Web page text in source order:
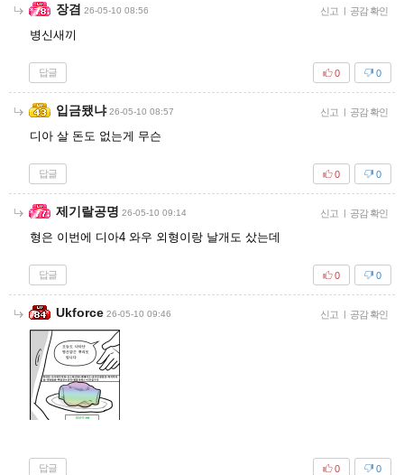
장겸 26-05-10 08:56 신고 | 공감 확인
병신새끼
답글 0
0
입금됐냐 26-05-10 08:57 신고 | 공감 확인
디아 살 돈도 없는게 무슨
답글 0
0
제기랄공명 26-05-10 09:14 신고 | 공감 확인
형은 이번에 디아4 와우 외형이랑 날개도 샀는데
답글 0
0
Ukforce 26-05-10 09:46 신고 | 공감 확인
답글 0
0